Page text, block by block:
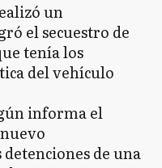
un
el secuestro de
tenía los
del vehículo
informa el
de una